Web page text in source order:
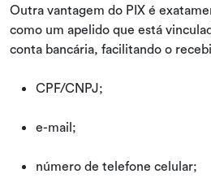
Outra vantagem do PIX é
como um apelido que está
conta bancária, facilitando o
CPF/CNPJ;
e-mail;
número de telefone celular;